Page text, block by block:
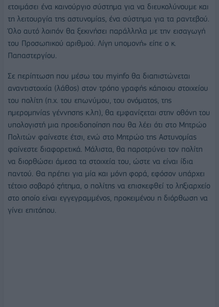
ετοιμάσει ένα καινούργιο σύστημα για να διευκολύνουμε και
τη λειτουργία της αστυνομίας, ένα σύστημα για τα ραντεβού.
Όλο αυτό λοιπόν θα ξεκινήσει παράλληλα με την εισαγωγή
του Προσωπικού αριθμού. Λίγη υπομονή» είπε ο κ.
Παπαστεργίου.
Σε περίπτωση που μέσω του myinfo θα διαπιστώνεται
αναντιστοιχία (λάθος) στον τρόπο γραφής κάποιου στοιχείου
του πολίτη (π.χ. του επωνύμου, του ονόματος, της
ημερομηνίας γέννησης κ.λπ), θα εμφανίζεται στην οθόνη του
υπολογιστή μια προειδοποίηση που θα λέει ότι στο Μητρώο
Πολιτών φαίνεστε έτσι, ενώ στο Μητρώο της Αστυνομίας
φαίνεστε διαφορετικά. Μάλιστα, θα παροτρύνει τον πολίτη
να διορθώσει άμεσα τα στοιχεία του, ώστε να είναι ίδια
παντού. Θα πρέπει για μία και μόνη φορά, εφόσον υπάρχει
τέτοιο σοβαρό ζήτημα, ο πολίτης να επισκεφθεί το ληξιαρχείο
στο οποίο είναι εγγεγραμμένος, προκειμένου η διόρθωση να
γίνει επιτόπου.